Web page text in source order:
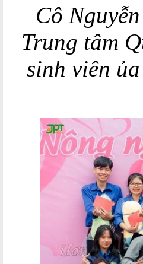
Cô
Trung tâm
sinh viên